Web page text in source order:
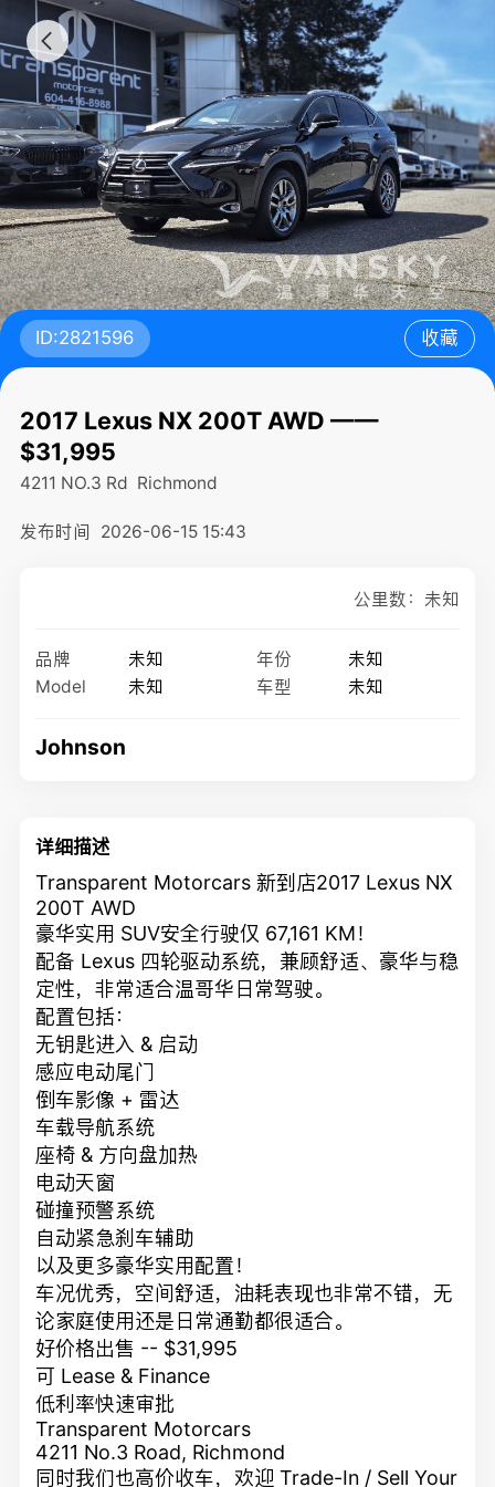
ID:2821596 收藏
2017 Lexus NX 200T AWD ——
$31,995
4211 NO.3 Rd Richmond
发布时间 2026-06-15 15:43
公里数：未知
品牌 未知 年份
未知
Model
未知 车型 未知
Johnson
详细描述
Transparent Motorcars 新到店2017 Lexus NX
200T AWD
豪华实用 SUV安全行驶仅 67,161 KM！
配备 Lexus 四轮驱动系统，兼顾舒适、豪华与稳
定性，非常适合温哥华日常驾驶。
配置包括：
无钥匙进入 & 启动
感应电动尾门
倒车影像 + 雷达
车载导航系统
座椅 & 方向盘加热
电动天窗
碰撞预警系统
自动紧急刹车辅助
以及更多豪华实用配置！
车况优秀，空间舒适，油耗表现也非常不错，无
论家庭使用还是日常通勤都很适合。
好价格出售 -- $31,995
可 Lease & Finance
低利率快速审批
Transparent Motorcars
4211 No.3 Road, Richmond
同时我们也高价收车，欢迎 Trade-In / Sell Your